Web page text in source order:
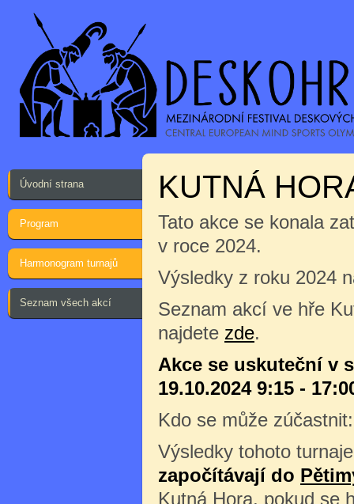
Úvodní strana
Program
Harmonogram turnajů
Seznam všech akcí
KUTNÁ
Tato akce se konala
v roce 2024.
Výsledky z roku 2024
Seznam akcí ve hře
najdete zde.
Akce se uskuteční v
19.10.2024 9:15 -
Kdo se může
Výsledky tohoto
započítávají do
Kutná Hora, pokud se